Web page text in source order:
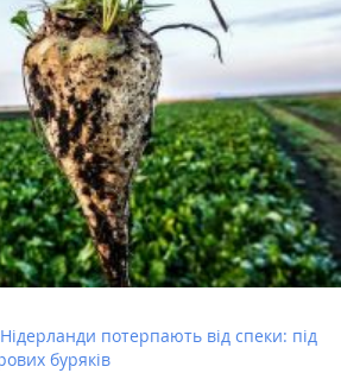
потерпають від спеки: під
буряків